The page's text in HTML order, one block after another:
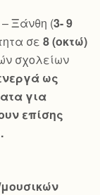
– Ξάνθη (3- 9
σε 8 (οκτώ)
σχολείων
ως
για
επίσης